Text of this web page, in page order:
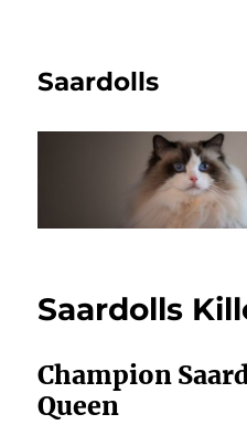
Saardolls
Saardolls
Champion
Queen